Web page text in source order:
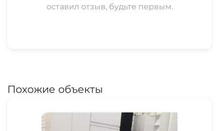
оставил отзыв, будьте первым.
Похожие объекты